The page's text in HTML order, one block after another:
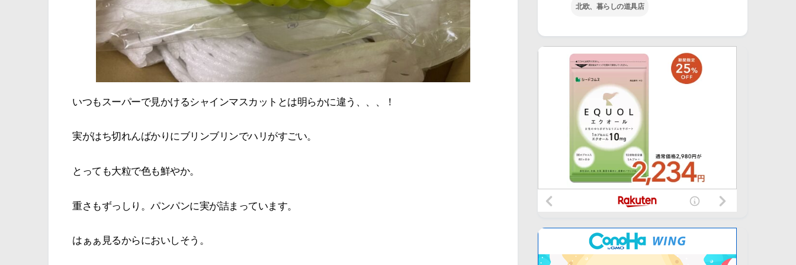
いつもスーパーで見かけるシャインマスカットとは明らかに違う、、、！
実がはち切れんばかりにブリンブリンでハリがすごい。
とっても大粒で色も鮮やか。
重さもずっしり。パンパンに実が詰まっています。
はぁぁ見るからにおいしそう。
北欧、暮らしの道具店